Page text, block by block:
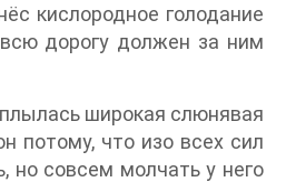
кислородное голодание
дорогу должен за ним
широкая слюнявая
потому, что изо всех сил
но совсем молчать у него